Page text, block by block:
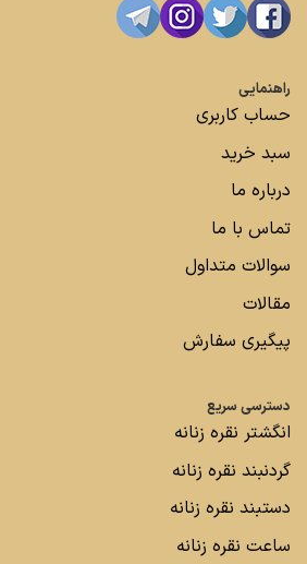
راهنمایی
حساب کاربری
سبد خرید
درباره ما
تماس با ما
سوالات متداول
مقالات
پیگیری سفارش
دسترسی سریع
انگشتر نقره زنانه
گردنبند نقره زنانه
دستبند نقره زنانه
ساعت نقره زنانه